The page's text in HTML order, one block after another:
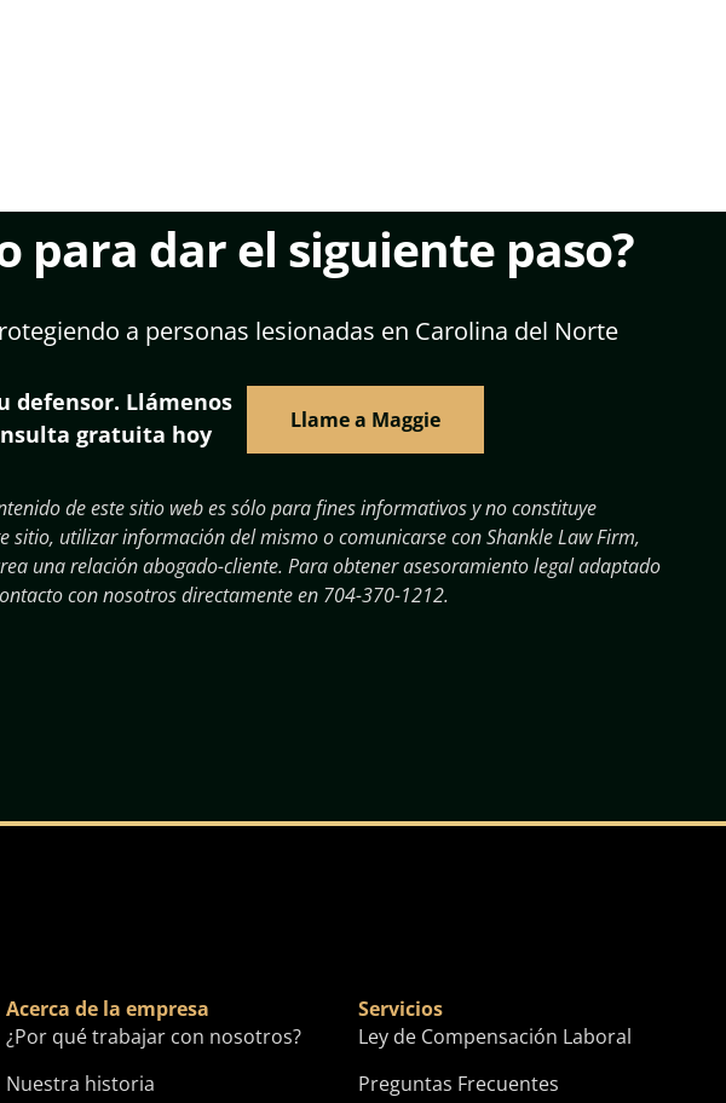
para dar el siguiente paso?
a personas lesionadas en Carolina del Norte
defensor. Llámenos
gratuita hoy
Llame a Maggie
de este sitio web es sólo para fines informativos y no constituye
sitio, utilizar información del mismo o comunicarse con Shankle Law Firm,
una relación abogado-cliente. Para obtener asesoramiento legal adaptado
con nosotros directamente en 704-370-1212.
Acerca de la empresa
¿Por qué trabajar con nosotros?
Nuestra historia
Servicios
Ley de Compensación Laboral
Preguntas Frecuentes